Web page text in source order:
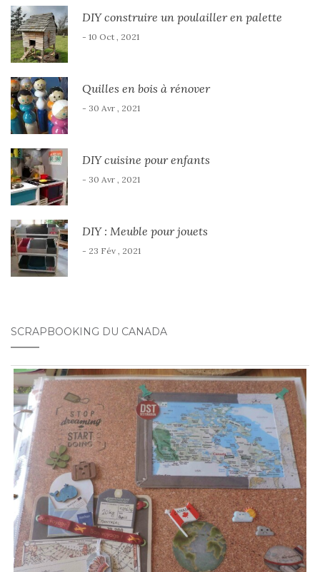
DIY construire un poulailler en palette
- 10 Oct , 2021
Quilles en bois à rénover
- 30 Avr , 2021
DIY cuisine pour enfants
- 30 Avr , 2021
DIY : Meuble pour jouets
- 23 Fév , 2021
SCRAPBOOKING DU CANADA